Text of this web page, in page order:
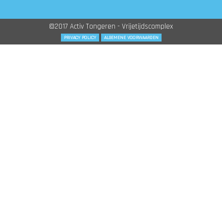
©2017 Activ Tongeren - Vrijetijdscomplex
PRIVACY POLICY ALGEMENE VOORWAARDEN